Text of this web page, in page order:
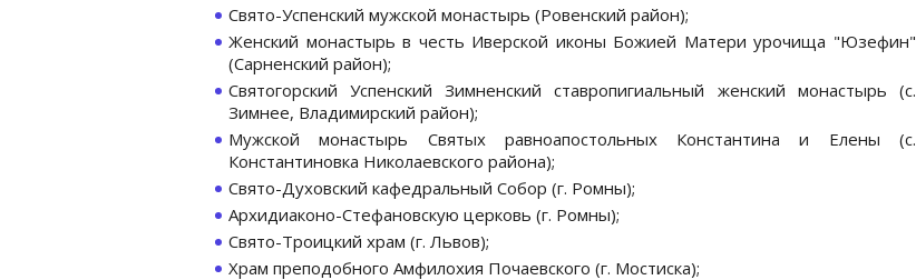
Свято-Успенский мужской монастырь (Ровенский район);
Женский монастырь в честь Иверской иконы Божией Матери урочища "Юзефин"
(Сарненский район);
Святогорский Успенский Зимненский ставропигиальный женский монастырь (с.
Зимнее, Владимирский район);
Мужской монастырь Святых равноапостольных Константина и Елены (с.
Константиновка Николаевского района);
Свято-Духовский кафедральный Собор (г. Ромны);
Архидиаконо-Стефановскую церковь (г. Ромны);
Свято-Троицкий храм (г. Львов);
Храм преподобного Амфилохия Почаевского (г. Мостиска);